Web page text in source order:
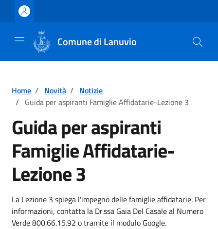
Vai ai contenuti
Vai al footer
Comune di Lanuvio
Home / Novità / Notizie
/ Guida per aspiranti Famiglie Affidatarie-Lezione 3
Guida per aspiranti
Famiglie Affidatarie-
Lezione 3
Dettagli della notizia
La Lezione 3 spiega l'impegno delle famiglie affidatarie. Per
informazioni, contatta la Dr.ssa Gaia Del Casale al Numero
Verde 800.66.15.92 o tramite il modulo Google.